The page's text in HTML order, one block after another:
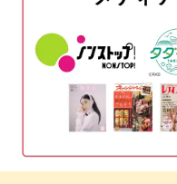
手作りとは思えない
フレームに仕立てた刺
にもぴったり！
作品を豪華に見せてく
生地を縫い合わせる
フレームに入れる
完成♪